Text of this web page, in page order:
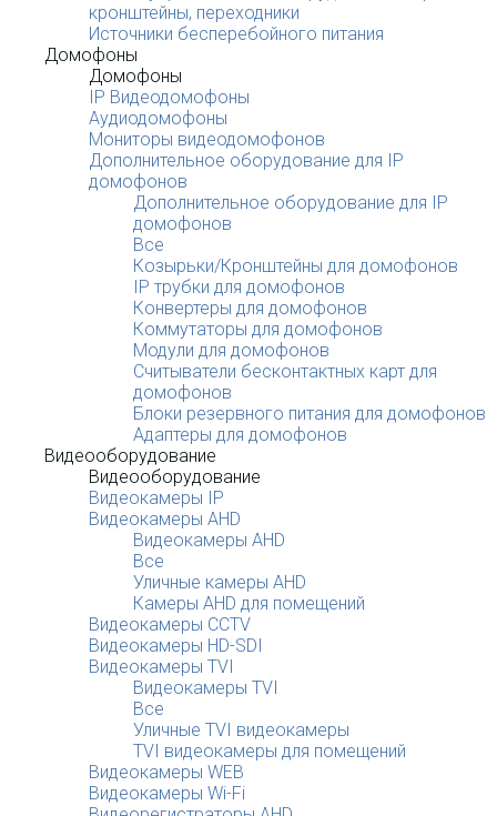
кронштейны, переходники
Источники бесперебойного питания
Домофоны
Домофоны
IP Видеодомофоны
Аудиодомофоны
Мониторы видеодомофонов
Дополнительное оборудование для IP
домофонов
Дополнительное оборудование для IP
домофонов
Все
Козырьки/Кронштейны для домофонов
IP трубки для домофонов
Конвертеры для домофонов
Коммутаторы для домофонов
Модули для домофонов
Считыватели бесконтактных карт для
домофонов
Блоки резервного питания для домофонов
Адаптеры для домофонов
Видеооборудование
Видеооборудование
Видеокамеры IP
Видеокамеры AHD
Видеокамеры AHD
Все
Уличные камеры AHD
Камеры AHD для помещений
Видеокамеры CCTV
Видеокамеры HD-SDI
Видеокамеры TVI
Видеокамеры TVI
Все
Уличные TVI видеокамеры
TVI видеокамеры для помещений
Видеокамеры WEB
Видеокамеры Wi-Fi